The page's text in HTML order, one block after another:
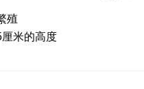
殖
米的高度